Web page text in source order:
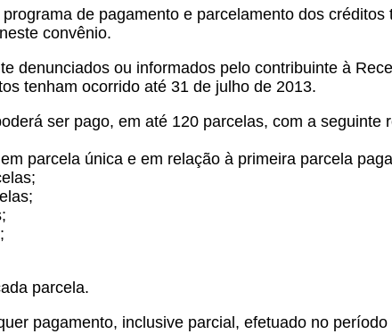
de pagamento e parcelamento dos
convênio.
denunciados ou informados pelo contribuinte à
tenham ocorrido até 31 de julho de 2013.
ser pago, em até 120 parcelas, com a seguinte
parcela única e em relação à primeira parcela
parcela.
pagamento, inclusive parcial, efetuado no